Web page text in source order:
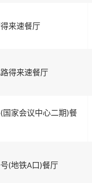
来速餐厅
得来速餐厅
家会议中心二期)餐
(地铁A口)餐厅